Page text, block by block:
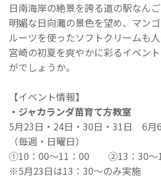
日南海岸の絶景を誇る道の駅なん
明媚な日向灘の景色を望め、マン
ルーツを使ったソフトクリームも人
宮崎の初夏を爽やかに彩るイベン
がでしょうか。
【イベント情報】
・ジャカランダ苗育て方教室
5月23日・24日・30日・31日 6月
（毎週・日曜日）
①10：00～11：00 ②13：30～
※5月23日は13：30～のみ実施